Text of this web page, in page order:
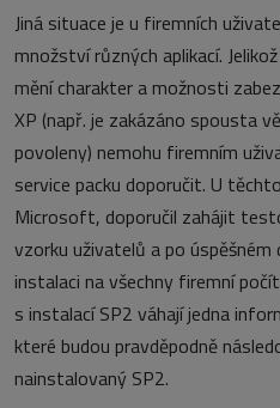
Jiná situace je u firemních
množství různých aplikací.
mění charakter a možnosti
XP (např. je zakázáno spousta
povoleny) nemohu firemním
service packu doporučit. U
Microsoft, doporučil zahájit
vzorku uživatelů a po
instalaci na všechny firemní
s instalací SP2 váhají jedna
které budou pravděpodně
nainstalovaný SP2.